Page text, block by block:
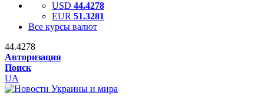
USD 44.4278
EUR 51.3281
Все курсы валют
44.4278
Авторизация
Поиск
UA